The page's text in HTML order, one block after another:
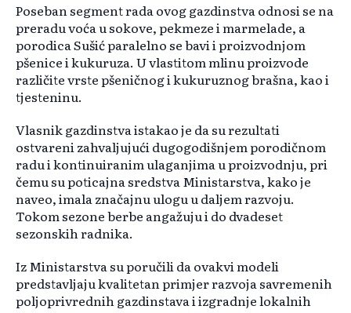
Poseban segment rada ovog gazdinstva odnosi se na
preradu voća u sokove, pekmeze i marmelade, a
porodica Sušić paralelno se bavi i proizvodnjom
pšenice i kukuruza. U vlastitom mlinu proizvode
različite vrste pšeničnog i kukuruznog brašna, kao i
tjesteninu.
Vlasnik gazdinstva istakao je da su rezultati
ostvareni zahvaljujući dugogodišnjem porodičnom
radu i kontinuiranim ulaganjima u proizvodnju, pri
čemu su poticajna sredstva Ministarstva, kako je
naveo, imala značajnu ulogu u daljem razvoju.
Tokom sezone berbe angažuju i do dvadeset
sezonskih radnika.
Iz Ministarstva su poručili da ovakvi modeli
predstavljaju kvalitetan primjer razvoja savremenih
poljoprivrednih gazdinstava i izgradnje lokalnih